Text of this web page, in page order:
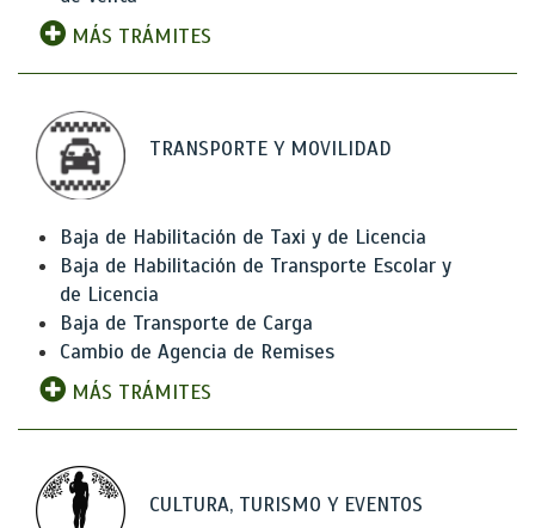
MÁS TRÁMITES
TRANSPORTE Y MOVILIDAD
Baja de Habilitación de Taxi y de Licencia
Baja de Habilitación de Transporte Escolar y
de Licencia
Baja de Transporte de Carga
Cambio de Agencia de Remises
MÁS TRÁMITES
CULTURA, TURISMO Y EVENTOS